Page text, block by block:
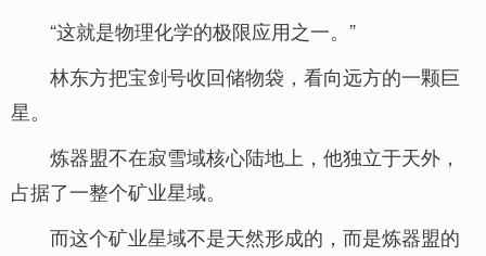
“这就是物理化学的极限应用之一。”
林东方把宝剑号收回储物袋，看向远方的一颗巨
星。
炼器盟不在寂雪域核心陆地上，他独立于天外，
占据了一整个矿业星域。
而这个矿业星域不是天然形成的，而是炼器盟的